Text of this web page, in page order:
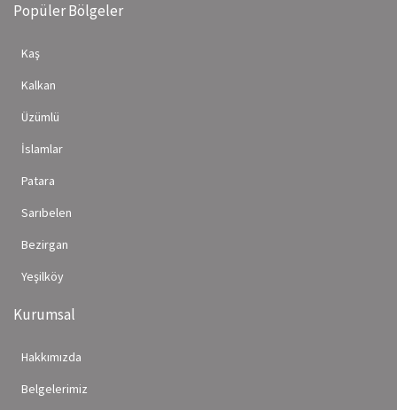
Popüler Bölgeler
Kaş
Kalkan
Üzümlü
İslamlar
Patara
Sarıbelen
Bezirgan
Yeşilköy
Kurumsal
Hakkımızda
Belgelerimiz